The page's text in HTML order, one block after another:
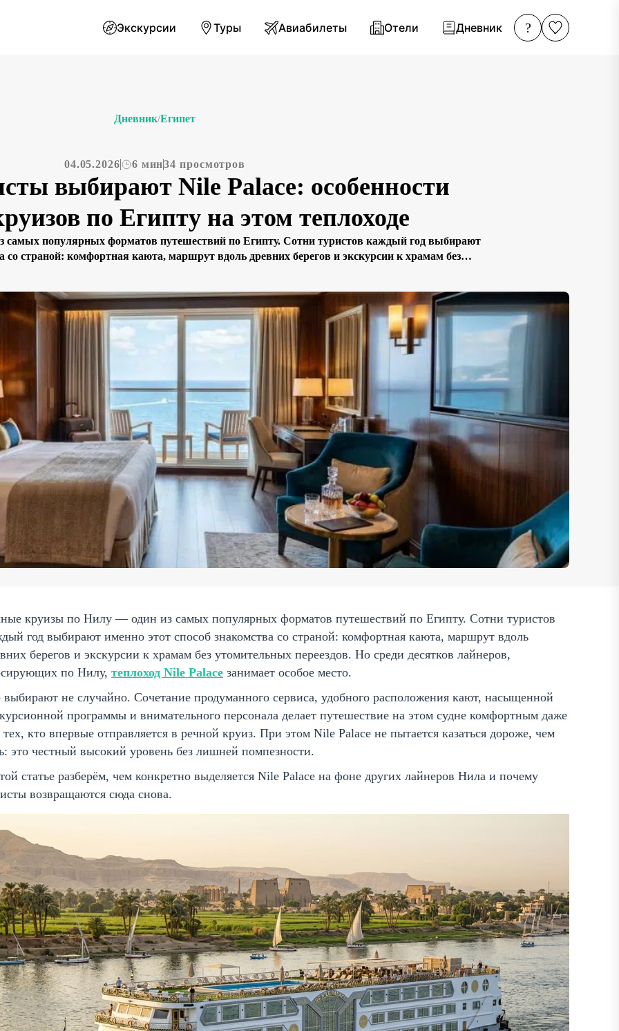
Экскурсии Туры Авиабилеты Отели Дневник ?
Дневник/Египет
04.05.2026 6 мин34 просмотров
выбирают Nile Palace: особенности
по Египту на этом теплоходе
популярных форматов путешествий по Египту. Сотни туристов каждый год выбирают
со страной: комфортная каюта, маршрут вдоль древних берегов и экскурсии к храмам без
круизы по Нилу — один из самых популярных форматов путешествий по Египту. Сотни туристов
год выбирают именно этот способ знакомства со страной: комфортная каюта, маршрут вдоль
берегов и экскурсии к храмам без утомительных переездов. Но среди десятков лайнеров,
по Нилу, теплоход Nile Palace занимает особое место.
выбирают не случайно. Сочетание продуманного сервиса, удобного расположения кают, насыщенной
программы и внимательного персонала делает путешествие на этом судне комфортным даже
тех, кто впервые отправляется в речной круиз. При этом Nile Palace не пытается казаться дороже, чем
это честный высокий уровень без лишней помпезности.
статье разберём, чем конкретно выделяется Nile Palace на фоне других лайнеров Нила и почему
возвращаются сюда снова.